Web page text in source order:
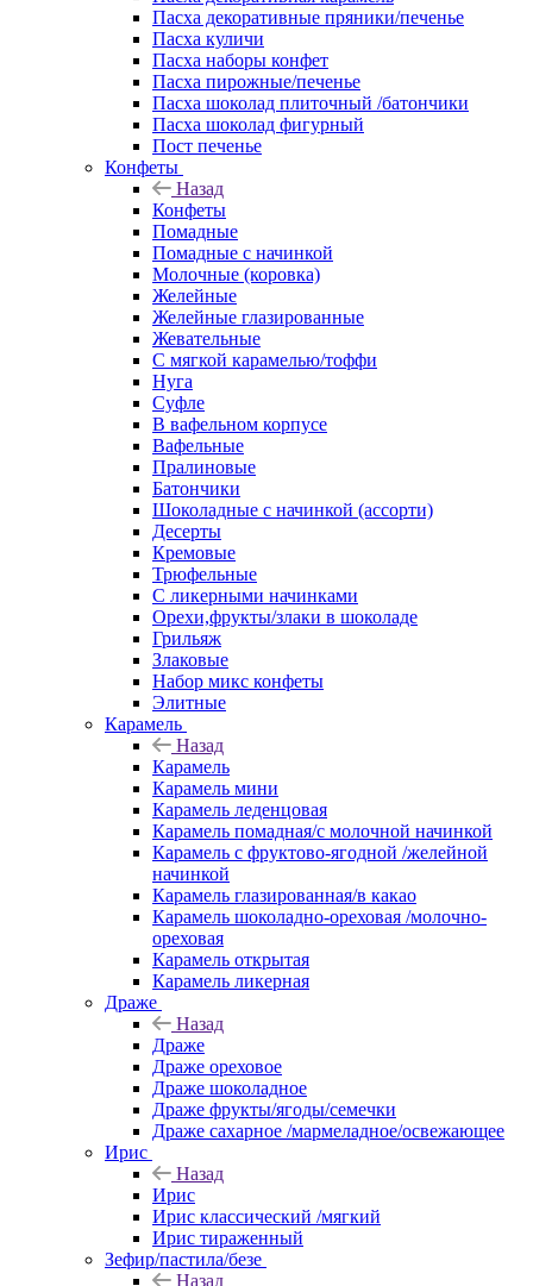
Пасха декоративные пряники/печенье
Пасха куличи
Пасха наборы конфет
Пасха пирожные/печенье
Пасха шоколад плиточный /батончики
Пасха шоколад фигурный
Пост печенье
Конфеты
Назад
Конфеты
Помадные
Помадные с начинкой
Молочные (коровка)
Желейные
Желейные глазированные
Жевательные
С мягкой карамелью/тоффи
Нуга
Суфле
В вафельном корпусе
Вафельные
Пралиновые
Батончики
Шоколадные с начинкой (ассорти)
Десерты
Кремовые
Трюфельные
С ликерными начинками
Орехи,фрукты/злаки в шоколаде
Грильяж
Злаковые
Набор микс конфеты
Элитные
Карамель
Назад
Карамель
Карамель мини
Карамель леденцовая
Карамель помадная/с молочной начинкой
Карамель с фруктово-ягодной /желейной
начинкой
Карамель глазированная/в какао
Карамель шоколадно-ореховая /молочно-
ореховая
Карамель открытая
Карамель ликерная
Драже
Назад
Драже
Драже ореховое
Драже шоколадное
Драже фрукты/ягоды/семечки
Драже сахарное /мармеладное/освежающее
Ирис
Назад
Ирис
Ирис классический /мягкий
Ирис тираженный
Зефир/пастила/безе
Назад